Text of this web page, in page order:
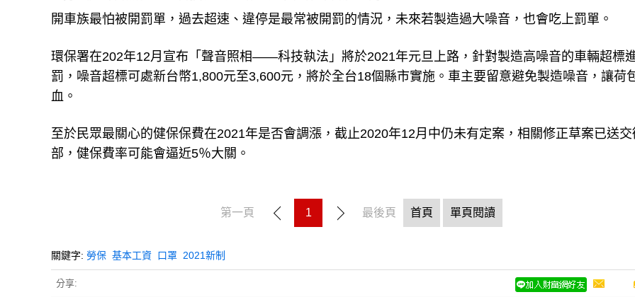
開車族最怕被開罰單，過去超速、違停是最常被開罰的情況，未來若製造過大噪音，也會吃上罰單。
環保署在202年12月宣布「聲音照相——科技執法」將於2021年元旦上路，針對製造高噪音的車輛超標
罰，噪音超標可處新台幣1,800元至3,600元，將於全台18個縣市實施。車主要留意避免製造噪音，讓荷
血。
至於民眾最關心的健保保費在2021年是否會調漲，截止2020年12月中仍未有定案，相關修正草案已送交
部，健保費率可能會逼近5％大關。
第一頁 1 最後頁 首頁 單頁閱讀
關鍵字: 勞保 基本工資 口罩 2021新制
分享: